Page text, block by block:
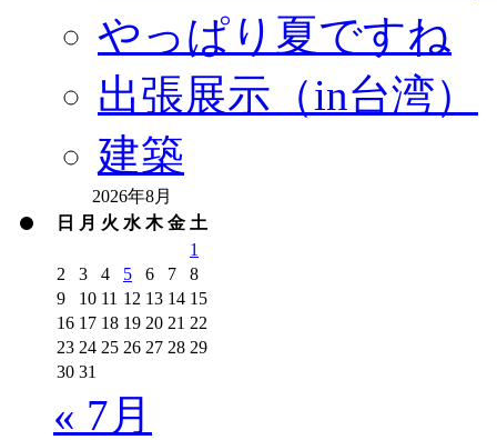
やっぱり夏ですね
出張展示（in台湾）
建築
2026年8月
日
月 火 水 木 金 土
1
2
3 4 5 6 7
8
9
10 11 12 13 14 15
16 17 18 19 20 21 22
23 24 25 26 27 28 29
30 31
« 7月